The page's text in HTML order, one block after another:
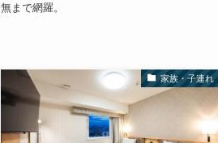
無まで網羅。
家族・子連れ